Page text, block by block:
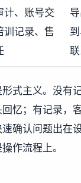
计、账号交
训记录、售
式主义。没有
忆；有记录，
确认问题出在
作流程上。